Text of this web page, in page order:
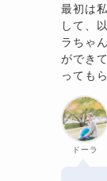
最初は
して、
ラちゃ
ができ
っても
ドーラ